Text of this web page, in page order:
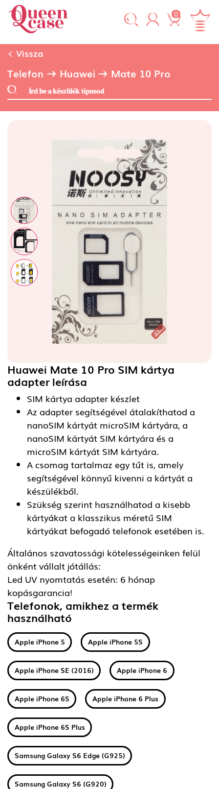
0
Vissza
Telefon Huawei Mate 10 Pro
Huawei Mate 10 Pro SIM kártya
adapterleírása
SIM kártya adapter készlet
Az adapter segítségével átalakíthatod a
nanoSIM kártyát microSIM kártyára, a
nanoSIM kártyát SIM kártyára és a
microSIM kártyát SIM kártyára.
A csomag tartalmaz egy tűt is, amely
segítségével könnyű kivenni a kártyát a
készülékből.
Szükség szerint használhatod a kisebb
kártyákat a klasszikus méretű SIM
kártyákat befogadó telefonok esetében is.
Általános szavatossági kötelességeinken felül
önként vállalt jótállás:
Led UV nyomtatás esetén: 6 hónap
kopásgarancia!
Telefonok, amikhez a termék
használható
Apple iPhone 5 Apple iPhone 5S
Apple iPhone SE (2016) Apple iPhone 6
Apple iPhone 6S Apple iPhone 6 Plus
Apple iPhone 6S Plus
Samsung Galaxy S6 Edge (G925)
Samsung Galaxy S6 (G920)